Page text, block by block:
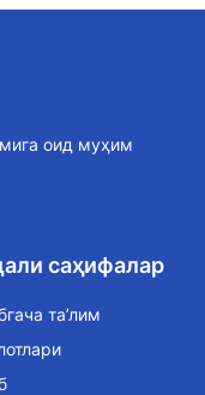
оид муҳим
саҳифалар
та’лим